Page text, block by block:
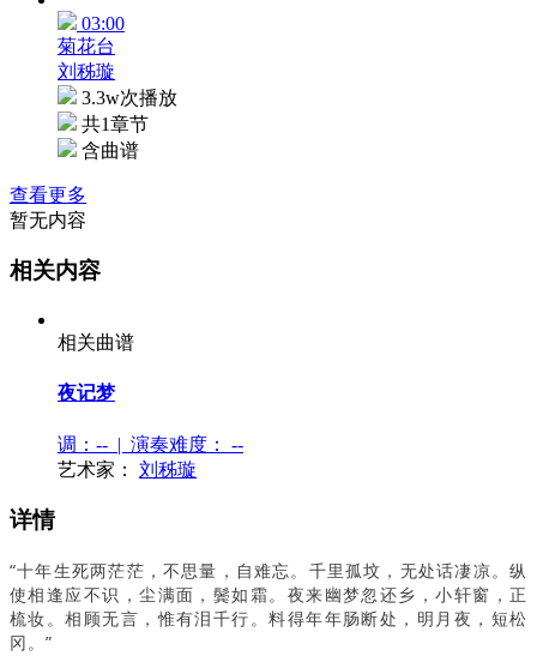
03:00
菊花台
刘秭璇
3.3w次播放
共1章节
含曲谱
查看更多
暂无内容
相关内容
相关曲谱
夜记梦
调：-- | 演奏难度：
--
艺术家：
刘秭璇
详情
“十年生死两茫茫，不思量，自难忘。千里孤坟，无处话凄凉。纵
使相逢应不识，尘满面，鬓如霜。夜来幽梦忽还乡，小轩窗，正
梳妆。相顾无言，惟有泪千行。料得年年肠断处，明月夜，短松
冈。”